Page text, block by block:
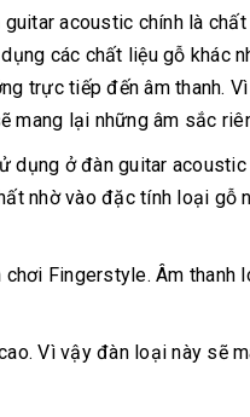
acoustic chính là
các chất liệu gỗ khác
trực tiếp đến âm thanh.
mang lại những âm sắc
ở đàn guitar acoustic
nhờ vào đặc tính loại gỗ
Fingerstyle. Âm thanh
Vì vậy đàn loại này sẽ